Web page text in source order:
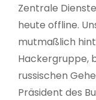
Zentrale
heute offline.
mutmaßlich
Hackergruppe,
russischen
Präsident des